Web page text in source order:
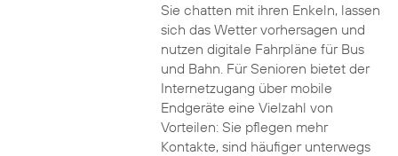
Sie chatten mit ihren Enkeln, lassen
sich das Wetter vorhersagen und
nutzen digitale Fahrpläne für Bus
und Bahn. Für Senioren bietet der
Internetzugang über mobile
Endgeräte eine Vielzahl von
Vorteilen: Sie pflegen mehr
Kontakte, sind häufiger unterwegs